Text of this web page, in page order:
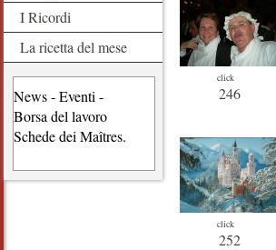
I Ricordi
La ricetta del mese
News - Eventi -
Borsa del lavoro
Schede dei Maîtres.
click
246
click
252